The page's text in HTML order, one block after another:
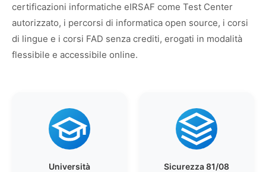
certificazioni informatiche eIRSAF come Test Center
autorizzato, i percorsi di informatica open source, i corsi
di lingue e i corsi FAD senza crediti, erogati in modalità
flessibile e accessibile online.
Università Sicurezza 81/08